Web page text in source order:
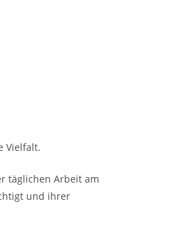
Vielfalt.
täglichen Arbeit am
und ihrer